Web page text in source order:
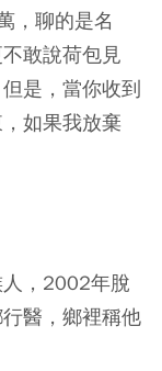
，聊的是名
敢說荷包見
是，當你收到
如果我放棄
，2002年脫
醫，鄉裡稱他